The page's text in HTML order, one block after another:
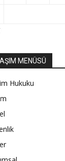
MENÜSÜ
Hukuku